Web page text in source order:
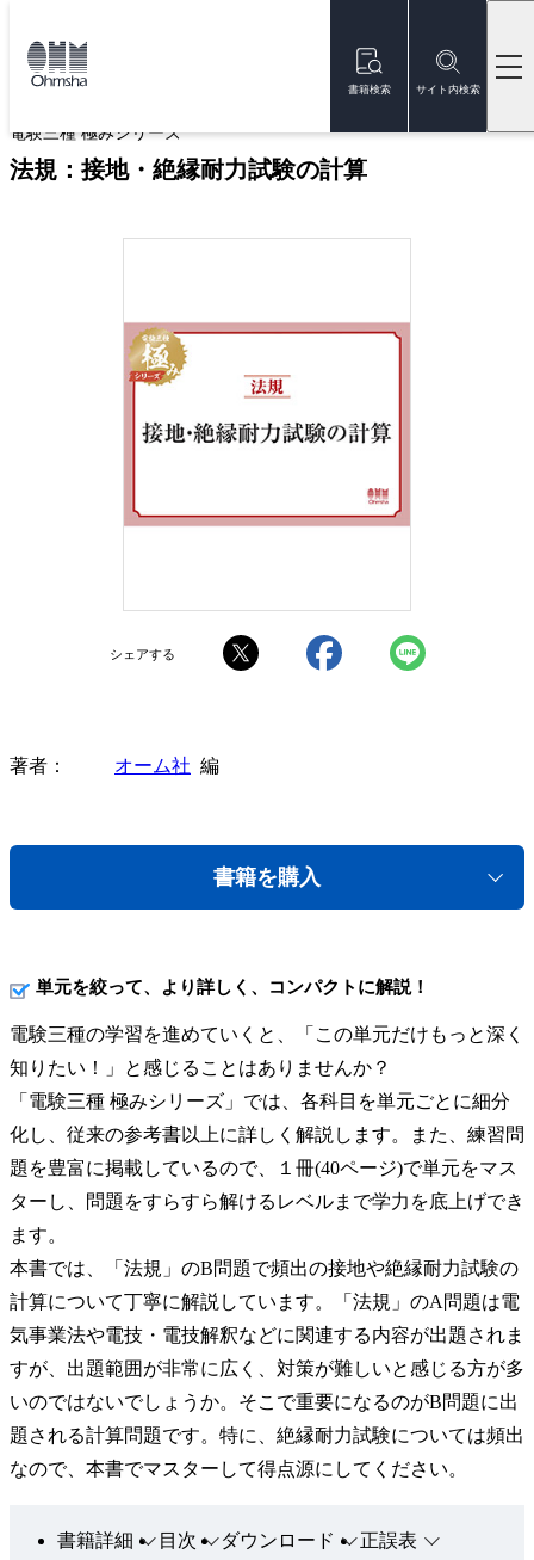
書籍検索 サイト内検索
トップ
電験三種 極みシリーズ
法規：接地・絶縁耐力試験の計算
シェアする
著者 オーム社 編
書籍を購入
単元を絞って、より詳しく、コンパクトに解説！
電験三種の学習を進めていくと、「この単元だけもっと深く
知りたい！」と感じることはありませんか？
「電験三種 極みシリーズ」では、各科目を単元ごとに細分
化し、従来の参考書以上に詳しく解説します。また、練習問
題を豊富に掲載しているので、１冊(40ページ)で単元をマス
ターし、問題をすらすら解けるレベルまで学力を底上げでき
ます。
本書では、「法規」のB問題で頻出の接地や絶縁耐力試験の
計算について丁寧に解説しています。「法規」のA問題は電
気事業法や電技・電技解釈などに関連する内容が出題されま
すが、出題範囲が非常に広く、対策が難しいと感じる方が多
いのではないでしょうか。そこで重要になるのがB問題に出
題される計算問題です。特に、絶縁耐力試験については頻出
なので、本書でマスターして得点源にしてください。
書籍詳細 目次 ダウンロード 正誤表